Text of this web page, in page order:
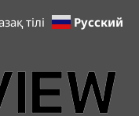
тілі Русский